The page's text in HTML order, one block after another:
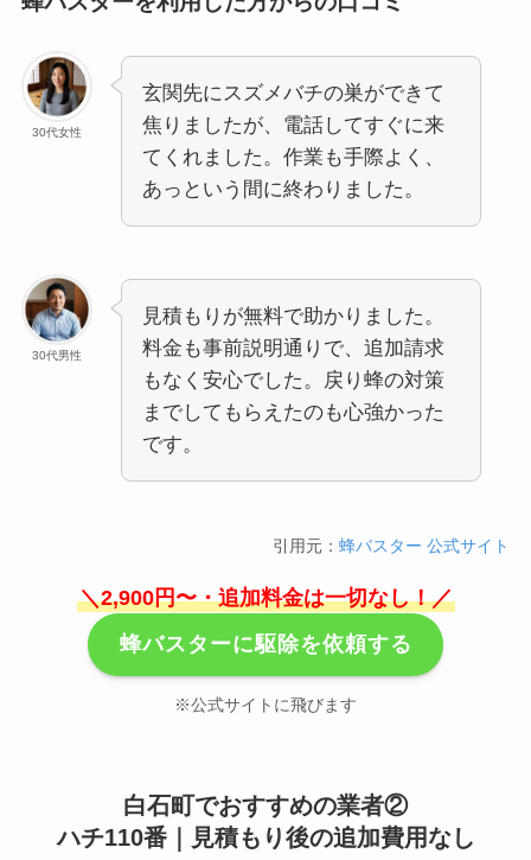
30代女性
玄関先にスズメバチの巣ができて
焦りましたが、電話してすぐに来
てくれました。作業も手際よく、
あっという間に終わりました。
30代男性
見積もりが無料で助かりました。
料金も事前説明通りで、追加請求
もなく安心でした。戻り蜂の対策
までしてもらえたのも心強かった
です。
引用元：蜂バスター 公式サイト
＼2,900円〜・追加料金は一切なし！／
蜂バスターに駆除を依頼する
※公式サイトに飛びます
白石町でおすすめの業者②
ハチ110番｜見積もり後の追加費用なし